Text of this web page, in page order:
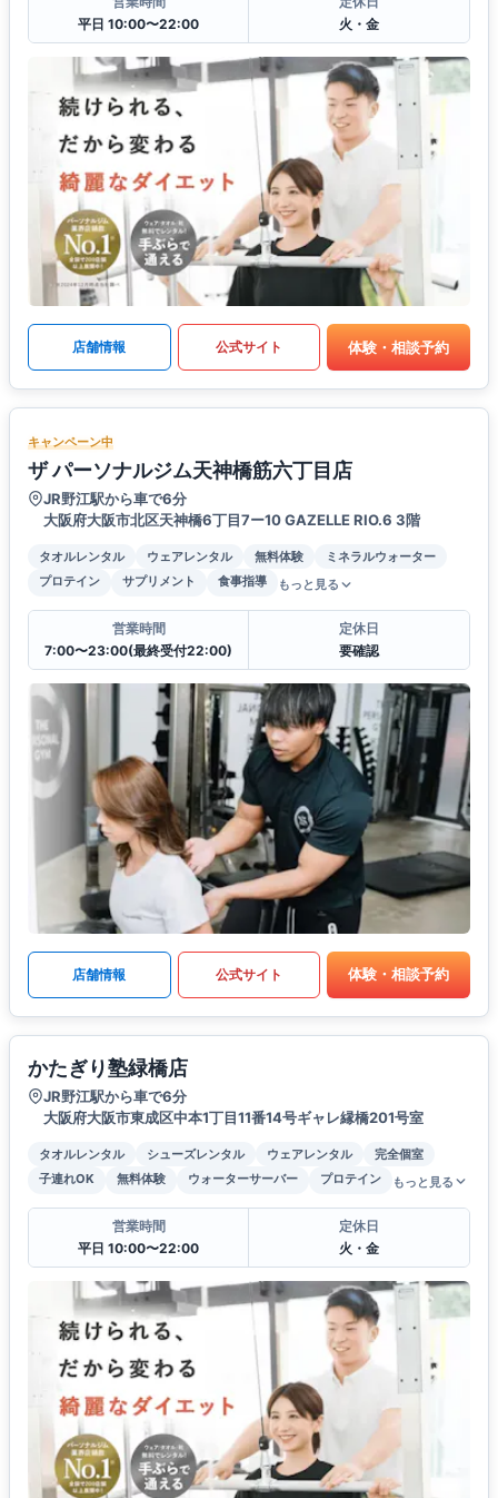
平日 10:00〜22:00
火・金
店舗情報 公式サイト 体験・相談予約
キャンペーン中
ザ パーソナルジム天神橋筋六丁目店
JR野江駅から車で6分
大阪府大阪市北区天神橋6丁目7ー10 GAZELLE RIO.6 3階
タオルレンタル ウェアレンタル 無料体験
ミネラルウォーター
プロテイン
サプリメント 食事指導 もっと見る
営業時間
7:00〜23:00(最終受付22:00)
定休日
要確認
店舗情報 公式サイト 体験・相談予約
かたぎり塾緑橋店
JR野江駅から車で6分
大阪府大阪市東成区中本1丁目11番14号ギャレ縁橋201号室
タオルレンタル シューズレンタル ウェアレンタル
完全個室
子連れOK
無料体験 ウォーターサーバー プロテイン もっと見る
営業時間
平日 10:00〜22:00
定休日
火・金